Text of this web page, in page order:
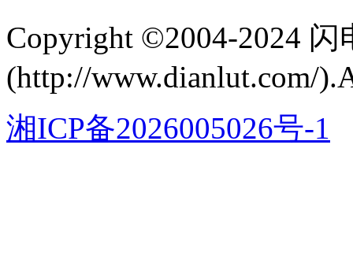
Copyright ©2004-2024 闪
(http://www.dianlut.com/
湘ICP备2026005026号-1